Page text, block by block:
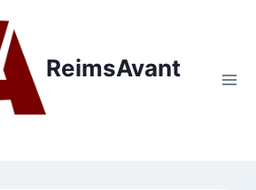
ReimsAvant